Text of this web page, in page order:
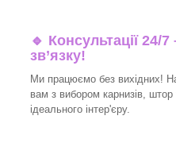
🔹 Консультації 24/
зв’язку!
Ми працюємо без вихідних!
вам з вибором карнизів,
ідеального інтер'єру.​